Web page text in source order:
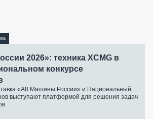
2026»: техника XCMG в
конкурсе
«А8 Машины России» и Национальный
выступают платформой для решения задач